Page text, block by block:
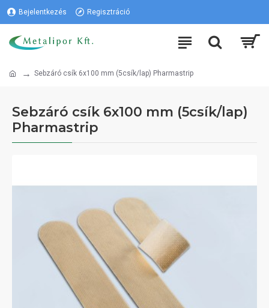
Bejelentkezés Regisztráció
Sebzáró csík 6x100 mm (5csík/lap) Pharmastrip
Sebzáró csík 6x100 mm (5csík/lap)
Pharmastrip